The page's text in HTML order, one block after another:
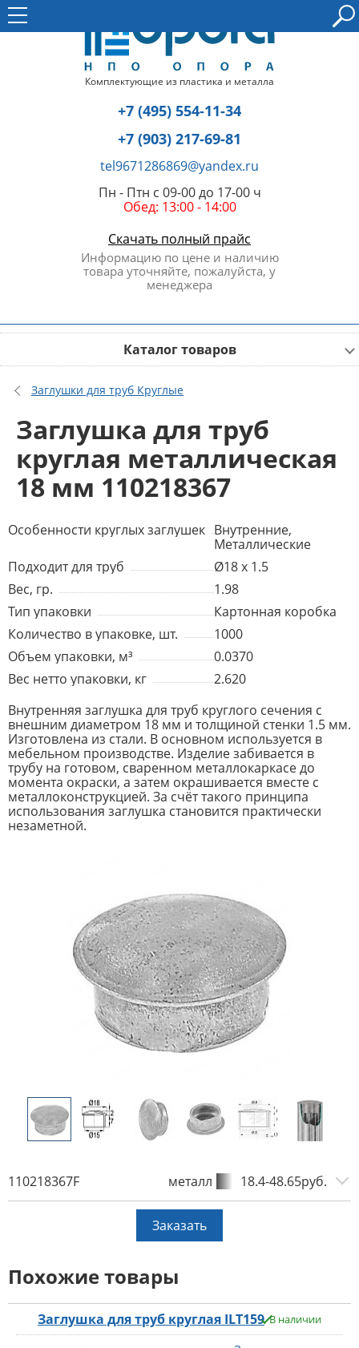
Комплектующие из пластика и металла
+7 (495) 554-11-34
+7 (903) 217-69-81
tel9671286869@yandex.ru
Пн - Птн с 09-00 до 17-00 ч
Обед: 13:00 - 14:00
Скачать полный прайс
Информацию по цене и наличию
товара уточняйте, пожалуйста, у
менеджера
Каталог товаров
Заглушки для труб Круглые
Заглушка для труб
круглая металлическая
18 мм 110218367
Особенности круглых заглушек Внутренние,
Металлические
Подходит для труб
Ø18 x 1.5
Вес, гр.
1.98
Тип упаковки
Картонная коробка
Количество в упаковке, шт.
1000
Объем упаковки, м³
0.0370
Вес нетто упаковки, кг
2.620
Внутренняя заглушка для труб круглого сечения с
внешним диаметром 18 мм и толщиной стенки 1.5 мм.
Изготовлена из стали. В основном используется в
мебельном производстве. Изделие забивается в
трубу на готовом, сваренном металлокаркасе до
момента окраски, а затем окрашивается вместе с
металлоконструкцией. За счёт такого принципа
использования заглушка становится практически
незаметной.
110218367F металл 18.4-48.65руб.
Заказать
Похожие товары
Заглушка для труб круглая ILT159 В наличии